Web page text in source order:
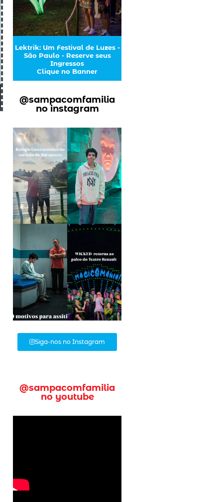
Lektrik: Um Festival de Luzes -
São Paulo - Reserve seus
Ingressos
Clique no Banner
@sampacomfamilia
no instagram
Siga-nos no Instagram
@sampacomfamilia
no youtube